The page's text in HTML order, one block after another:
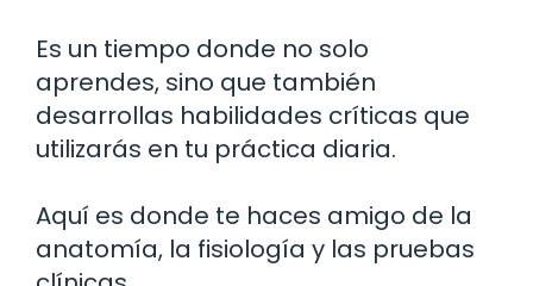
Es un tiempo donde no solo
aprendes, sino que también
desarrollas habilidades críticas que
utilizarás en tu práctica diaria.
Aquí es donde te haces amigo de la
anatomía, la fisiología y las pruebas